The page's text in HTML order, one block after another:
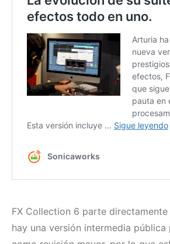
FX Collection 6 parte directamente
hay una versión intermedia